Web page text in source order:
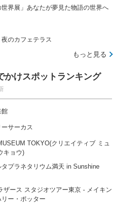
世界展」あなたが夢見た物語の世界へ
のカフェテラス
もっと見る
かけスポットランキング
館
サーカス
TOKYO(クリエイティブ ミュ
キョウ)
タプラネタリウム満天 in Sunshine
ザース スタジオツアー東京 ‐ メイキン
ー・ポッター